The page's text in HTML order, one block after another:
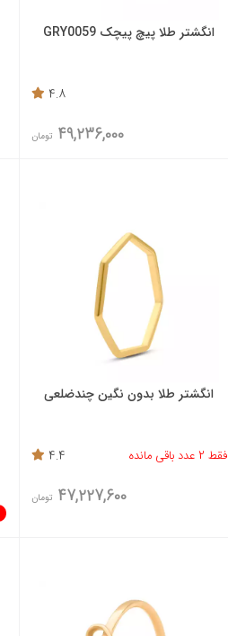
انگشتر طلا پیچ پیچک GRY0059
4.8
49,236,000 تومان
انگشتر طلا بدون نگین چندضلعی
فقط 2 عدد باقی مانده 4.4
47,227,600 تومان